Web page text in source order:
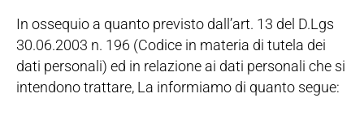
In ossequio a quanto previsto dall’art. 13 del D.Lgs
30.06.2003 n. 196 (Codice in materia di tutela dei
dati personali) ed in relazione ai dati personali che si
intendono trattare, La informiamo di quanto segue: